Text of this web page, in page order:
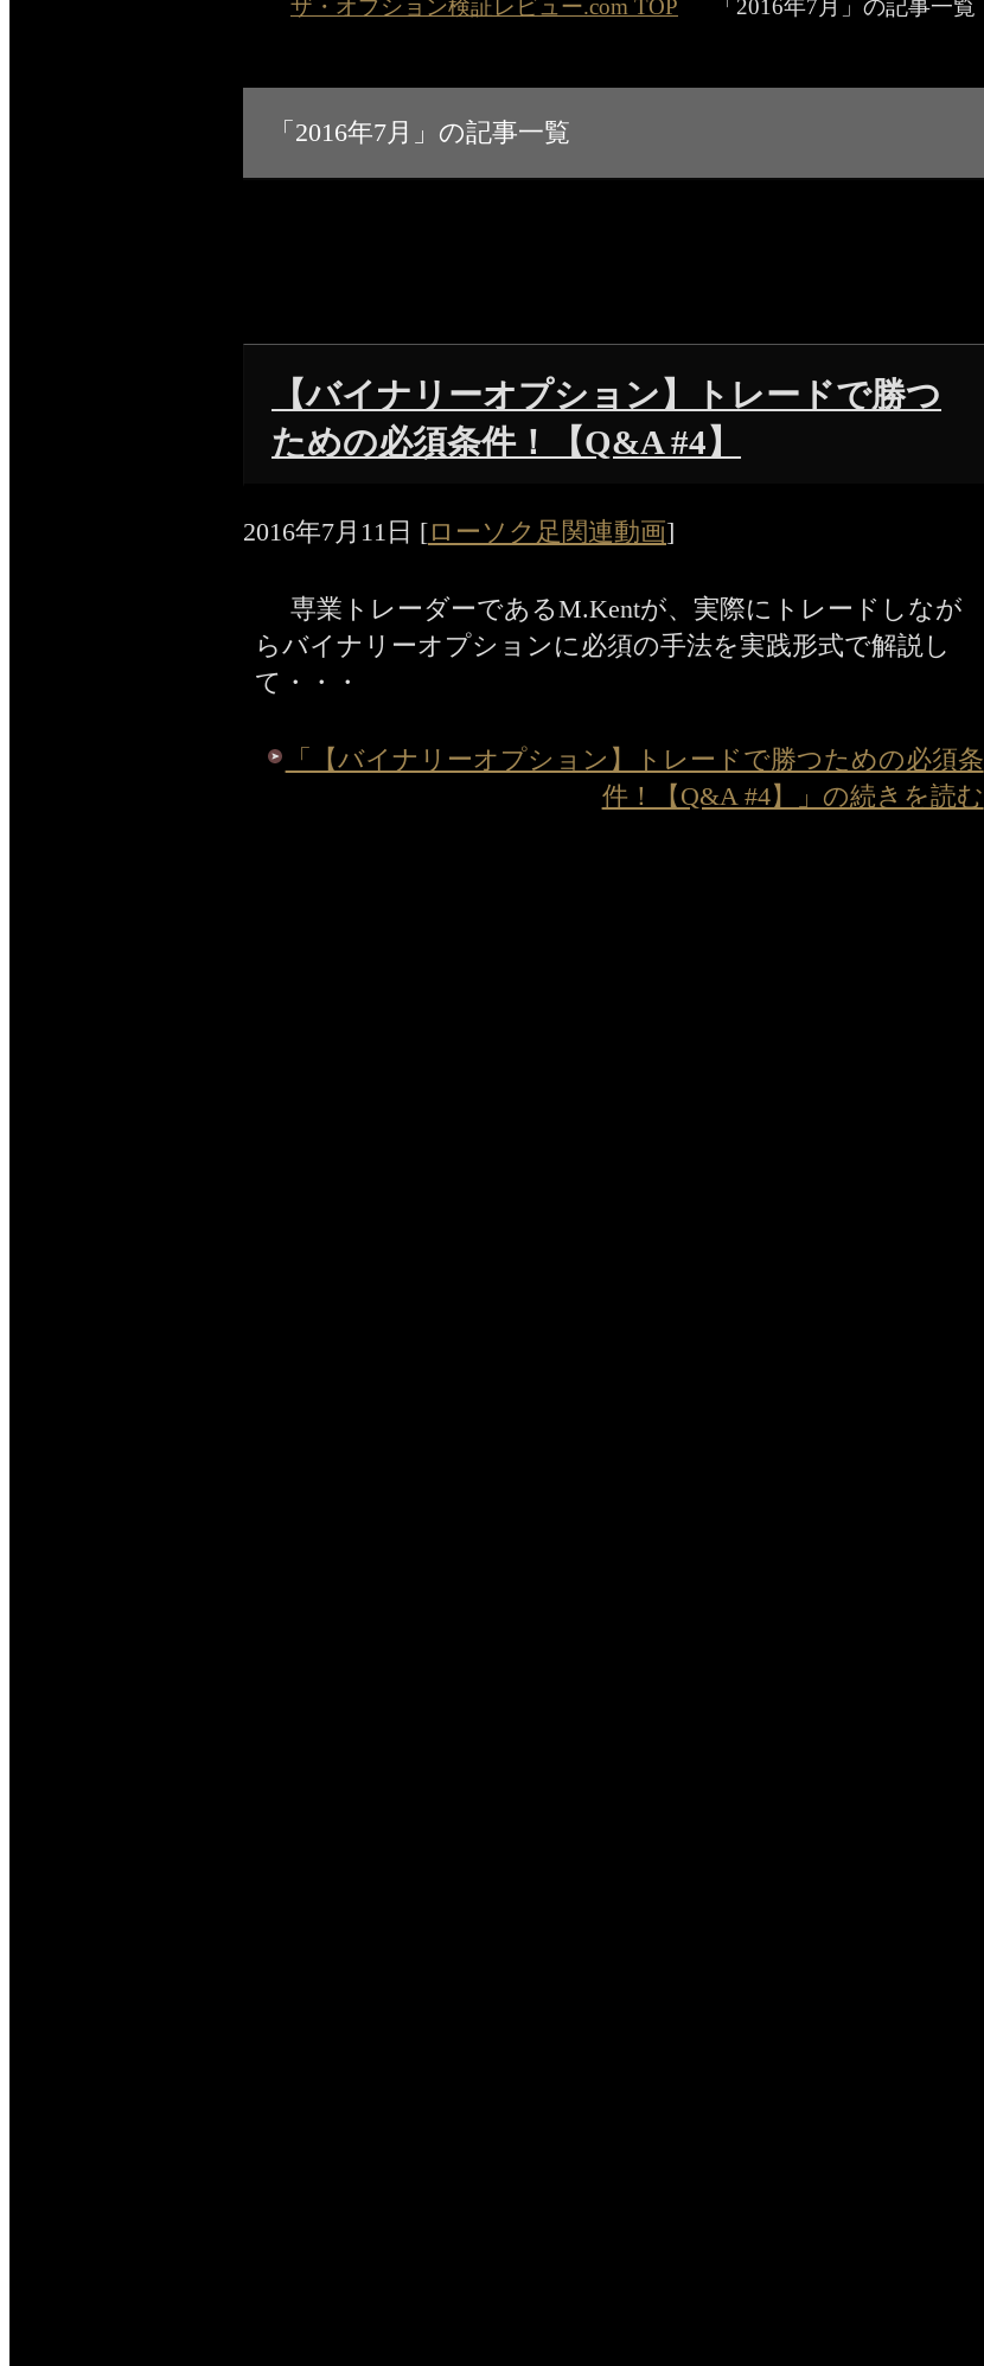
ザ・オプション検証レビュー.com TOP 「2016年7月」の記事一覧
「2016年7月」の記事一覧
【バイナリーオプション】トレードで勝つ
ための必須条件！【Q&A #4】
2016年7月11日 [ローソク足関連動画]
専業トレーダーであるM.Kentが、実際にトレードしなが
らバイナリーオプションに必須の手法を実践形式で解説し
て・・・
「【バイナリーオプション】トレードで勝つための必須条
件！【Q&A #4】」の続きを読む